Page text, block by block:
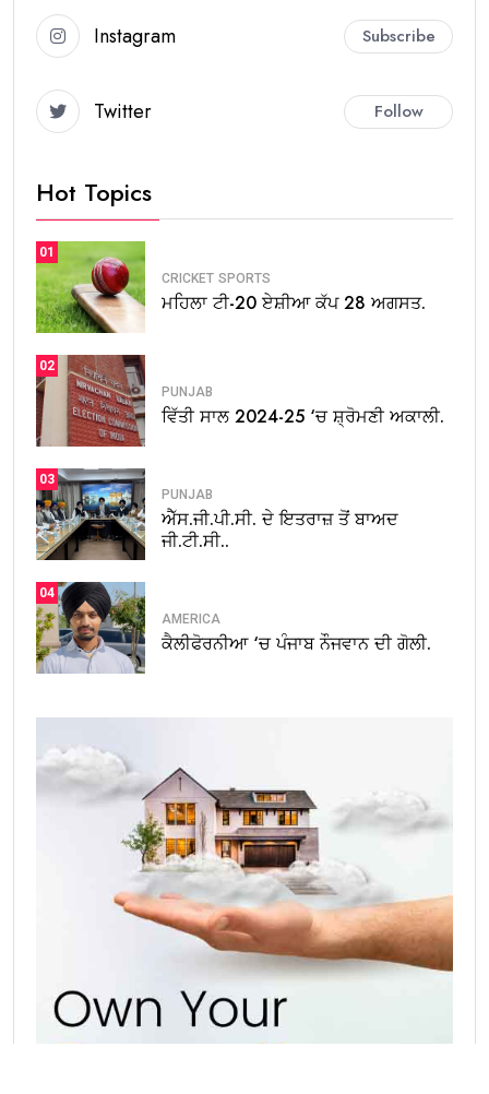
Instagram Subscribe
Twitter Follow
Hot Topics
01
CRICKET SPORTS
ਮਹਿਲਾ ਟੀ-20 ਏਸ਼ੀਆ ਕੱਪ 28 ਅਗਸਤ.
02
PUNJAB
ਵਿੱਤੀ ਸਾਲ 2024-25 ‘ਚ ਸ਼੍ਰੋਮਣੀ ਅਕਾਲੀ.
03
PUNJAB
ਐੱਸ.ਜੀ.ਪੀ.ਸੀ. ਦੇ ਇਤਰਾਜ਼ ਤੋਂ ਬਾਅਦ
ਜੀ.ਟੀ.ਸੀ..
04
AMERICA
ਕੈਲੀਫੋਰਨੀਆ ‘ਚ ਪੰਜਾਬ ਨੌਜਵਾਨ ਦੀ ਗੋਲੀ.